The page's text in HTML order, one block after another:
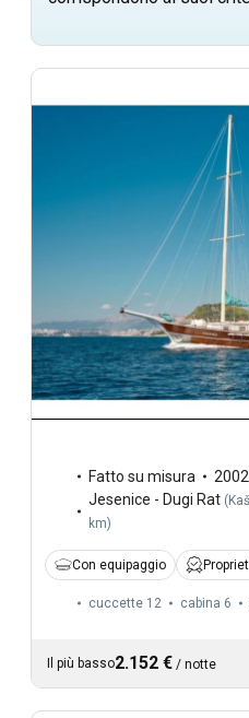
Fatto su misura
2002
Jesenice - Dugi Rat (
km)
Con equipaggio
cuccette 12 cabina 6
Il più basso2.152 € / notte